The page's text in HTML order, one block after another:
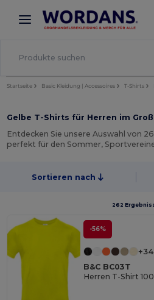
× Wordans App
Bessere Preise in der App!
Startseite Basic Kleidung | Accessoires T-Shirts
Gelbe T-Shirts für Herren im
Entdecken Sie unsere Auswahl von
perfekt für den Sommer,
Sortieren nach
262
-56%
+34
B&C BC03T
Herren T-Shirt